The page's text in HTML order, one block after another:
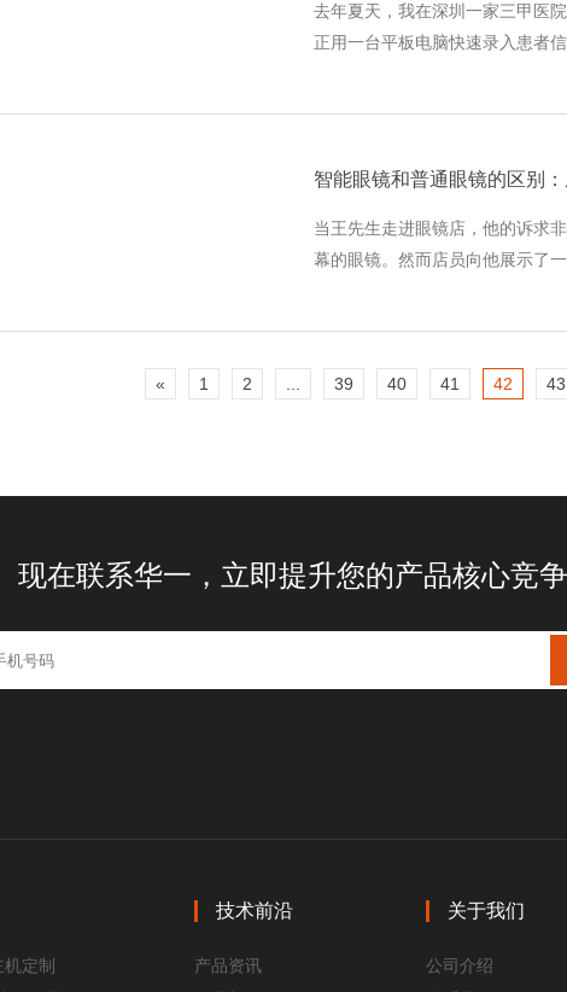
去年夏天，我在深圳一家三甲医
正用一台平板电脑快速录入患者
智能眼镜和普通眼镜的区别
当王先生走进眼镜店，他的诉求
幕的眼镜。然而店员向他展示了一
« 1 2 39 40 41 42 43
现在联系华一，立即提升您的产品核心竞
定制
技术前沿
产品资讯
关于我们
公司介绍